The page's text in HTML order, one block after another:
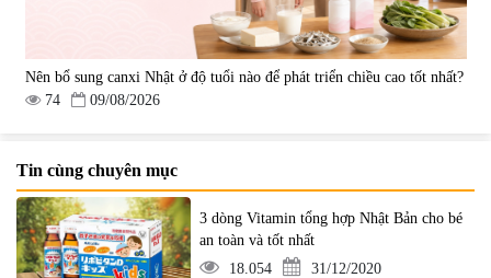
Nên bổ sung canxi Nhật ở độ tuổi nào để phát triển chiều cao tốt nhất?
74
09/08/2026
Tin cùng chuyên mục
3 dòng Vitamin tổng hợp Nhật Bản cho bé
an toàn và tốt nhất
18.054
31/12/2020